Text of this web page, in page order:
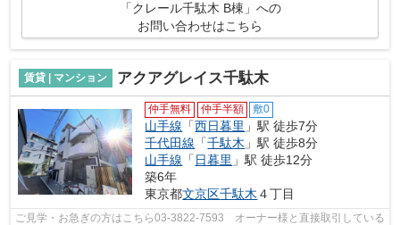
「クレール千駄木 B棟」への
お問い合わせはこちら
賃貸 | マンション アクアグレイス千駄木
仲手無料 仲手半額 敷0
山手線 「西日暮里 」駅 徒歩7分
千代田線 「千駄木 」駅 徒歩8分
山手線 「 日暮里 」駅 徒歩12分
築6年
東京都文京区千駄木 ４丁目
ご見学・お急ぎの方はこちら03-3822-7593 オーナー様と直接取引している